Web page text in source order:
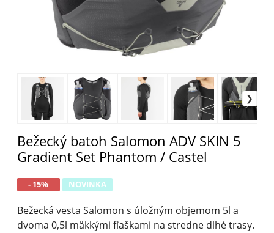
Bežecký batoh Salomon ADV SKIN 5
Gradient Set Phantom / Castel
- 15% NOVINKA
Bežecká vesta Salomon s úložným objemom 5l a
dvoma 0,5l mäkkými fľaškami na stredne dlhé trasy.